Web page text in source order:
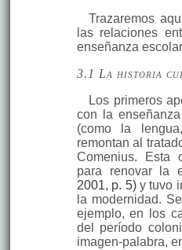
Trazaremos
las relaciones
enseñanza
3.1 La historia
Los primeros
con la
(como la
remontan al
Comenius. Esta
para renovar la
2001, p. 5)y tuvo
la moderni­dad.
ejemplo, en los
del período
ima­gen-palabra,